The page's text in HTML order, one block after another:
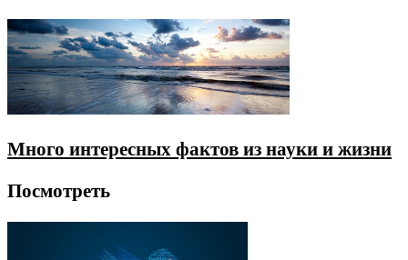
Много интересных фактов из науки и жизни
Посмотреть